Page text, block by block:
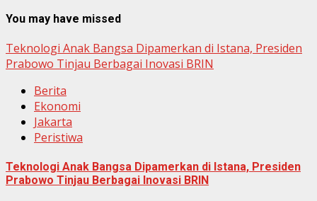
You may have missed
Teknologi Anak Bangsa Dipamerkan di Istana, Presiden
Prabowo Tinjau Berbagai Inovasi BRIN
Berita
Ekonomi
Jakarta
Peristiwa
Teknologi Anak Bangsa Dipamerkan di Istana, Presiden
Prabowo Tinjau Berbagai Inovasi BRIN